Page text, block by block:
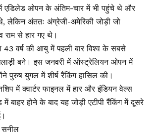
एडिलेड ओपन के अंतिम-चार में भी पहुंचे थे और
लेकिन अंततः अंग्रेजी-अमेरिकी जोड़ी जो
राम से हार गए थे।
43 वर्ष की आयु में पहली बार विश्व के सबसे
बने। इस जनवरी में ऑस्ट्रेलियन ओपन में
पुरुष युगल में शीर्ष रैंकिंग हासिल की।
में क्वार्टर फाइनल में हार और इंडियन वेल्स
में बाहर होने के बाद यह जोड़ी एटीपी रैंकिंग में दूसरे
सुनील